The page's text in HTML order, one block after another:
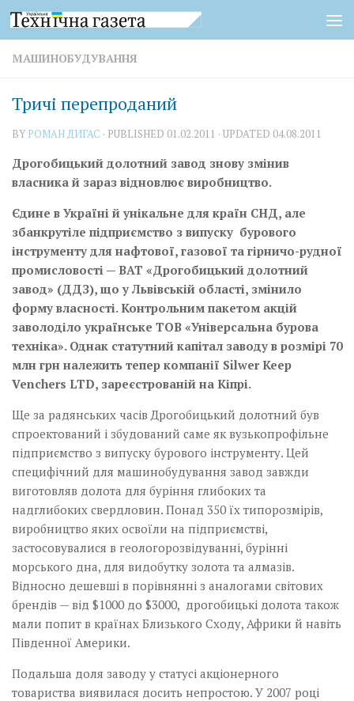
Skip to content
МАШИНОБУДУВАННЯ
Тричі перепроданий
BY РОМАН ДИГАС · PUBLISHED 01.02.2011 · UPDATED 04.08.2011
Дрогобицький долотний завод знову змінив
власника й зараз відновлює виробництво.
Єдине в Україні й унікальне для країн СНД, але
збанкрутіле підприємство з випуску бурового
інструменту для нафтової, газової та гірничо-рудної
промисловості — ВАТ «Дрогобицький долотний
завод» (ДДЗ), що у Львівській області, змінило
форму власності. Конт­рольним пакетом акцій
заволоділо українське ТОВ «Універсальна бурова
техніка». Однак статутний капітал заводу в розмірі 70
млн грн належить тепер компанії Silwer Keep
Venchers LTD, зареєстрованій на Кіпрі.
Ще за радянських часів Дрогобицький долотний був
спроектований і збудований саме як вузькопрофільне
підприємство з випуску бурового інструменту. Цей
специфічний для машинобудування завод завжди
виготовляв долота для буріння глибоких та
надглибоких свердловин. Понад 350 їх типорозмірів,
виробництво яких освоїли на підприємстві,
застосовувалися в геологорозвідуванні, бурінні
морського дна, для видобутку золота та алмазів.
Відносно дешевші в порівнянні з аналогами світових
брендів — від $1000 до $3000, дрогобицькі долота також
мали попит в країнах Близького Сходу, Африки й навіть
Південної Америки.
Подальша доля заводу у статусі акціонерного
товариства виявилася досить непростою. У 2007 році